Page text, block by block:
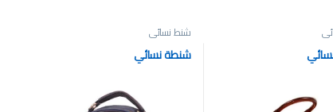
شنط نسائي
شنطة نسائي